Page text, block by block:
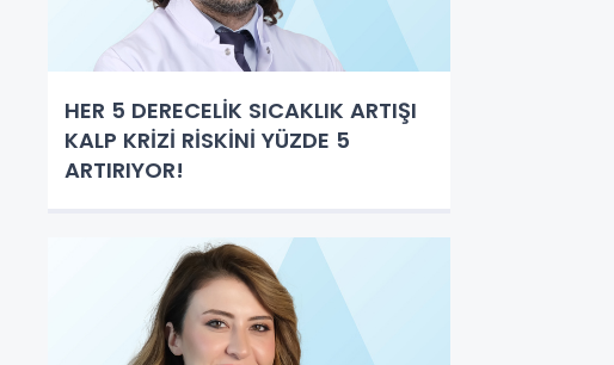
HER 5 DERECELİK SICAKLIK ARTIŞI
KALP KRİZİ RİSKİNİ YÜZDE 5
ARTIRIYOR!